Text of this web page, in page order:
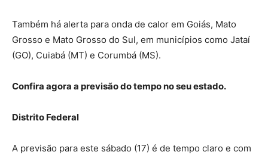
Também há alerta para onda de calor em Goiás, Mato
Grosso e Mato Grosso do Sul, em municípios como Jataí
(GO), Cuiabá (MT) e Corumbá (MS).
Confira agora a previsão do tempo no seu estado.
Distrito Federal
A previsão para este sábado (17) é de tempo claro e com